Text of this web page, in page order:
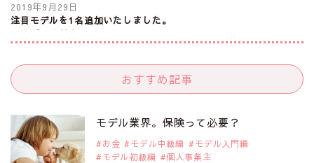
2019年9月29日
注目モデルを1名追加いたしました。
是非ご覧ください。
2019年9月29日
是非ご覧ください。
注目モデル 水原佑果さん
おすすめ記事
モデル業界。保険って必要？
お金 モデル中級編
モデル入門編
モデル初級編
個人事業主